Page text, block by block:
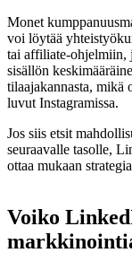
Monet
voi löytää
tai affiliate-ohjelmiin,
sisällön
tilaajakannasta, mikä
luvut Instagramissa.
Jos siis etsit
seuraavalle tasolle,
ottaa mukaan
Voiko